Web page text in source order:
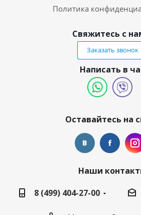
Политика
Свяжитесь с
Заказать звонок
Написать в
Оставайтесь на
Наши
8 (499) 404-27-00